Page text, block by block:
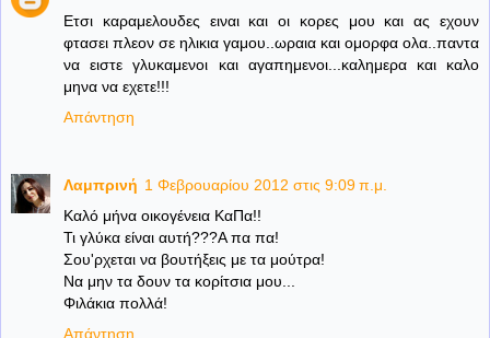
Ετσι καραμελουδες ειναι και οι κορες μου και ας εχουν
φτασει πλεον σε ηλικια γαμου..ωραια και ομορφα ολα..παντα
να ειστε γλυκαμενοι και αγαπημενοι...καλημερα και καλο
μηνα να εχετε!!!
Απάντηση
Λαμπρινή 1 Φεβρουαρίου 2012 στις 9:09 π.μ.
Καλό μήνα οικογένεια ΚαΠα!!
Τι γλύκα είναι αυτή???Α πα πα!
Σου'ρχεται να βουτήξεις με τα μούτρα!
Να μην τα δουν τα κορίτσια μου...
Φιλάκια πολλά!
Απάντηση